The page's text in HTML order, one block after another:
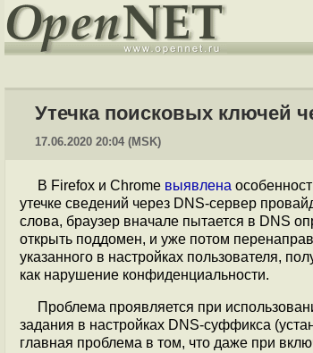
Утечка поисковых ключей
17.06.2020 20:04 (MSK)
В Firefox и Chrome выявлена
утечке сведений через DNS-сервер
слова, браузер вначале пытается в DNS
открыть поддомен, и уже потом
указанного в настройках пользователя,
как нарушение конфиденциальности.
Проблема проявляется при
задания в настройках DNS-суффикса
главная проблема в том, что даже при